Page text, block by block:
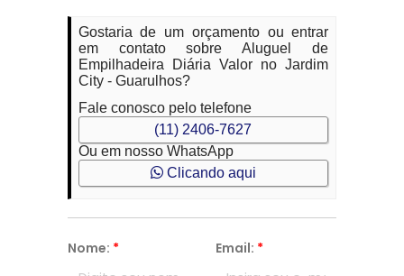
Gostaria de um orçamento ou entrar
em contato sobre Aluguel de
Empilhadeira Diária Valor no Jardim
City - Guarulhos?
Fale conosco pelo telefone
(11) 2406-7627
Ou em nosso WhatsApp
Clicando aqui
Nome: * Email: *